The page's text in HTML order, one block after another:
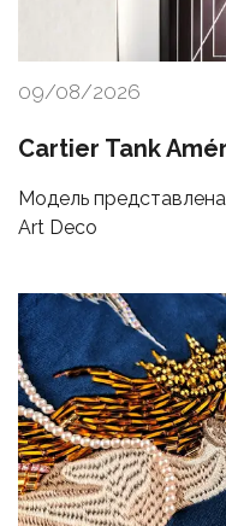
09/08/2026
Cartier Tank
Модель
Art Deco